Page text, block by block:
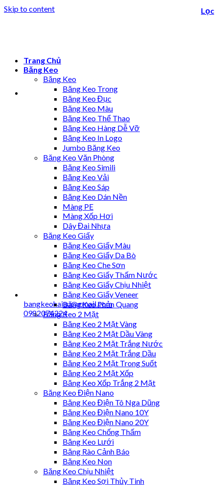
Skip to content
bangkeohaiau@gmail.com
0982074224
Trang Chủ
Băng Keo
Băng Keo
Băng Keo Trong
Băng Keo Đục
Băng Keo Màu
Băng Keo Thể Thao
Băng Keo Hàng Dễ Vỡ
Băng Keo In Logo
Jumbo Băng Keo
Băng Keo Văn Phòng
Băng Keo Simili
Băng Keo Vải
Băng Keo Sáp
Băng Keo Dán Nền
Màng PE
Màng Xốp Hơi
Dây Đai Nhựa
Băng Keo Giấy
Băng Keo Giấy Màu
Băng Keo Giấy Da Bò
Băng Keo Che Sơn
Băng Keo Giấy Thấm Nước
Băng Keo Giấy Chịu Nhiệt
Băng Keo Giấy Veneer
Băng Keo Phản Quang
Băng Keo 2 Mặt
Băng Keo 2 Mặt Vàng
Băng Keo 2 Mặt Dầu Vàng
Băng Keo 2 Mặt Trắng Nước
Băng Keo 2 Mặt Trắng Dầu
Băng Keo 2 Mặt Trong Suốt
Băng Keo 2 Mặt Xốp
Băng Keo Xốp Trắng 2 Mặt
Băng Keo Điện Nano
Băng Keo Điện Tô Nga Dũng
Băng Keo Điện Nano 10Y
Băng Keo Điện Nano 20Y
Băng Keo Chống Thấm
Băng Keo Lưới
Băng Rào Cảnh Báo
Băng Keo Non
Băng Keo Chịu Nhiệt
Băng Keo Sợi Thủy Tinh
Lọc